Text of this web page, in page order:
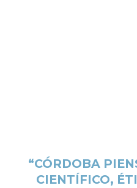
“CÓRDOBA
CIENTÍFICO,